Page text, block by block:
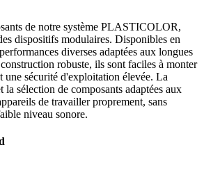
de notre système PLASTICOLOR,
dispositifs modulaires. Disponibles en
diverses adaptées aux longues
robuste, ils sont faciles à monter
une sécurité d'exploitation élevée. La
sélection de composants adaptées aux
de travailler proprement, sans
niveau sonore.